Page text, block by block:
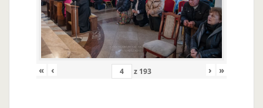
« ‹ z 193 › »